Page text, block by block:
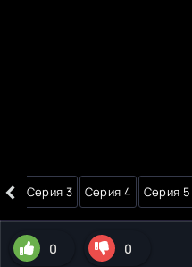
‹
2 Серия 3 Серия 4 Серия 5
0 0